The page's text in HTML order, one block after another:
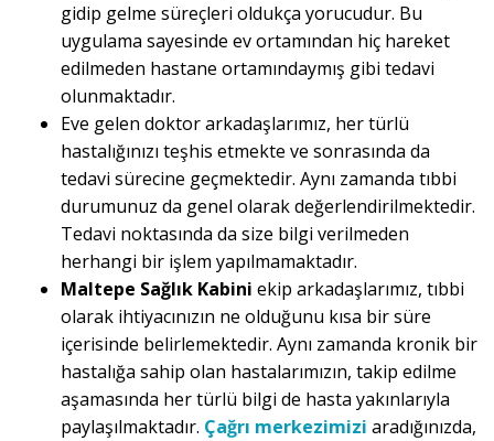
gidip gelme süreçleri oldukça yorucudur. Bu
uygulama sayesinde ev ortamından hiç hareket
edilmeden hastane ortamındaymış gibi tedavi
olunmaktadır.
Eve gelen doktor arkadaşlarımız, her türlü
hastalığınızı teşhis etmekte ve sonrasında da
tedavi sürecine geçmektedir. Aynı zamanda tıbbi
durumunuz da genel olarak değerlendirilmektedir.
Tedavi noktasında da size bilgi verilmeden
herhangi bir işlem yapılmamaktadır.
Maltepe Sağlık Kabini ekip arkadaşlarımız, tıbbi
olarak ihtiyacınızın ne olduğunu kısa bir süre
içerisinde belirlemektedir. Aynı zamanda kronik bir
hastalığa sahip olan hastalarımızın, takip edilme
aşamasında her türlü bilgi de hasta yakınlarıyla
paylaşılmaktadır. Çağrı merkezimizi aradığınızda,